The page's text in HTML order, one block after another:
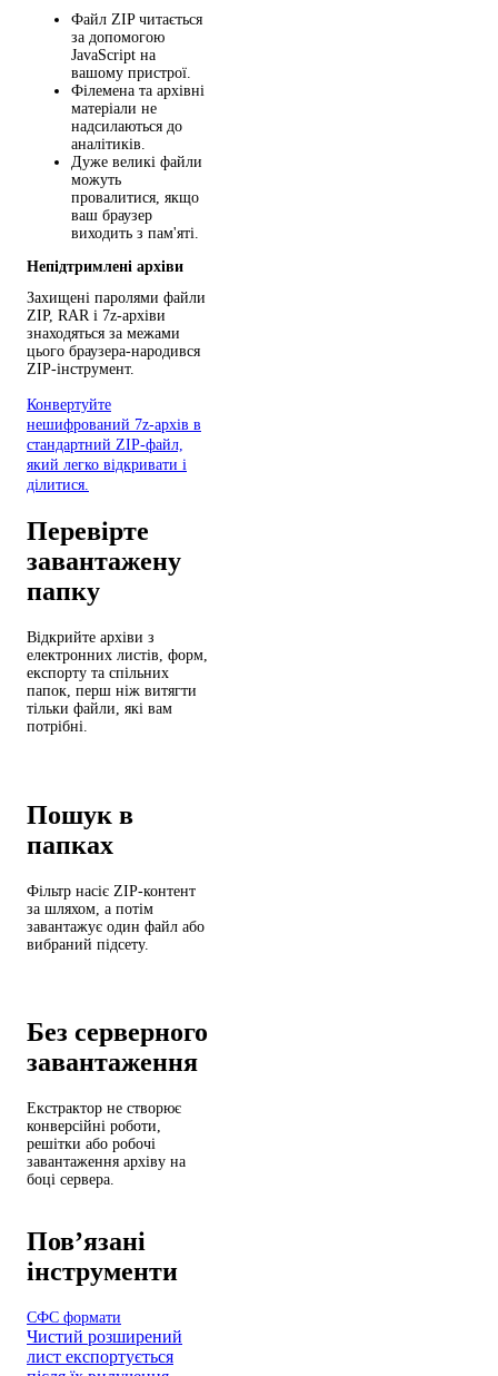
Файл ZIP читається
за допомогою
JavaScript на
вашому пристрої.
Філемена та архівні
матеріали не
надсилаються до
аналітиків.
Дуже великі файли
можуть
провалитися, якщо
ваш браузер
виходить з пам'яті.
Непідтримлені архіви
Захищені паролями файли
ZIP, RAR і 7z-архіви
знаходяться за межами
цього браузера-народився
ZIP-інструмент.
Конвертуйте
нешифрований 7z-архів в
стандартний ZIP-файл,
який легко відкривати і
ділитися.
Перевірте
завантажену
папку
Відкрийте архіви з
електронних листів, форм,
експорту та спільних
папок, перш ніж витягти
тільки файли, які вам
потрібні.
Пошук в
папках
Фільтр насіє ZIP-контент
за шляхом, а потім
завантажує один файл або
вибраний підсету.
Без серверного
завантаження
Екстрактор не створює
конверсійні роботи,
решітки або робочі
завантаження архіву на
боці сервера.
Пов’язані
інструменти
СФС формати
Чистий розширений
лист експортується